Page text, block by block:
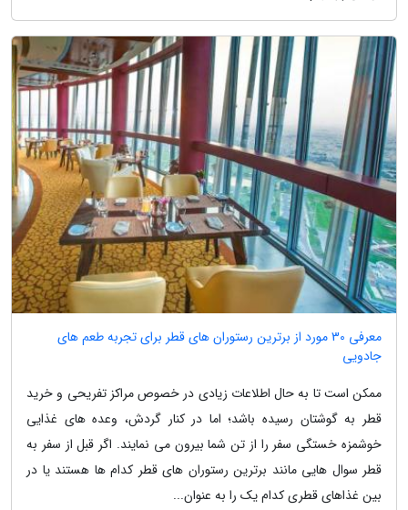
معرفی 30 مورد از برترین رستوران های قطر برای تجربه طعم های
جادویی
ممکن است تا به حال اطلاعات زیادی در خصوص مراکز تفریحی و خرید
قطر به گوشتان رسیده باشد؛ اما در کنار گردش، وعده های غذایی
خوشمزه خستگی سفر را از تن شما بیرون می نمایند. اگر قبل از سفر به
قطر سوال هایی مانند برترین رستوران های قطر کدام ها هستند یا در
بین غذاهای قطری کدام یک را به عنوان...